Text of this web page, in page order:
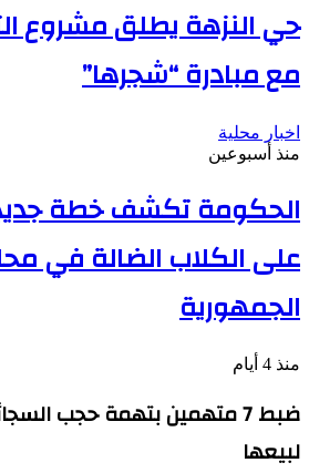
حي النزهة يطلق مشروع
مع مبادرة “شجرها”
اخبار محلية
منذ أسبوعين
الحكومة تكشف خطة
على الكلاب الضالة في
الجمهورية
منذ 4 أيام
ضبط 7 متهمين بتهمة حجب
لبيعها